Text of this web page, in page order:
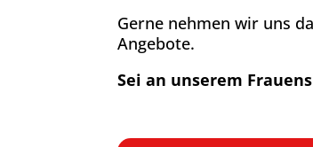
Gerne nehmen wir uns
Angebote.
Sei an unserem